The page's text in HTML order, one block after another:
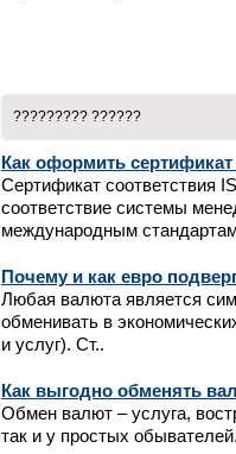
????????? ??????
Как оформить сертификат
Сертификат соответствия
соответствие системы
международным
Почему и как евро
Любая валюта является
обменивать в
и услуг). Ст..
Как выгодно обменять
Обмен валют – услуга,
так и у простых